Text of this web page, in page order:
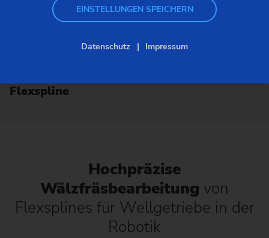
Flexspline
Hochpräzise
Wälzfräsbearbeitung von
Flexsplines für Wellgetriebe in der
Robotik
EINSTELLUNGEN SPEICHERN
Datenschutz Impressum